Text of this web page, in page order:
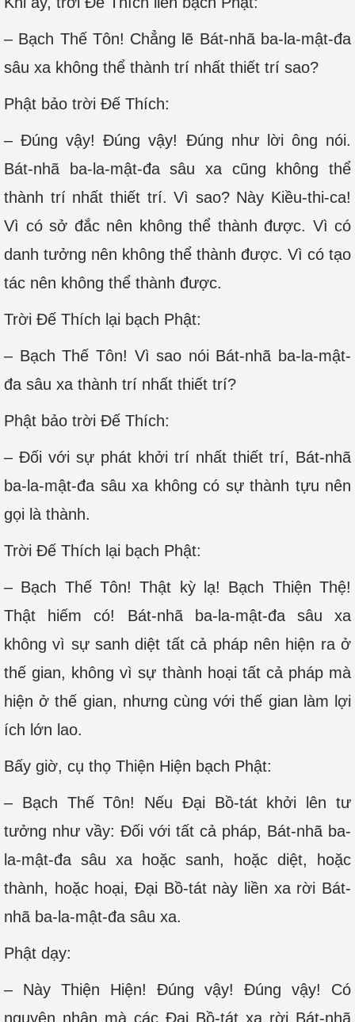
– Bạch Thế Tôn! Chẳng lẽ Bát-nhã ba-la-mật-đa
sâu xa không thể thành trí nhất thiết trí sao?
Phật bảo trời Đế Thích:
– Đúng vậy! Đúng vậy! Đúng như lời ông nói.
Bát-nhã ba-la-mật-đa sâu xa cũng không thể
thành trí nhất thiết trí. Vì sao? Này Kiều-thi-ca!
Vì có sở đắc nên không thể thành được. Vì có
danh tưởng nên không thể thành được. Vì có tạo
tác nên không thể thành được.
Trời Đế Thích lại bạch Phật:
– Bạch Thế Tôn! Vì sao nói Bát-nhã ba-la-mật-
đa sâu xa thành trí nhất thiết trí?
Phật bảo trời Đế Thích:
– Đối với sự phát khởi trí nhất thiết trí, Bát-nhã
ba-la-mật-đa sâu xa không có sự thành tựu nên
gọi là thành.
Trời Đế Thích lại bạch Phật:
– Bạch Thế Tôn! Thật kỳ lạ! Bạch Thiện Thệ!
Thật hiếm có! Bát-nhã ba-la-mật-đa sâu xa
không vì sự sanh diệt tất cả pháp nên hiện ra ở
thế gian, không vì sự thành hoại tất cả pháp mà
hiện ở thế gian, nhưng cùng với thế gian làm lợi
ích lớn lao.
Bấy giờ, cụ thọ Thiện Hiện bạch Phật:
– Bạch Thế Tôn! Nếu Đại Bồ-tát khởi lên tư
tưởng như vầy: Đối với tất cả pháp, Bát-nhã ba-
la-mật-đa sâu xa hoặc sanh, hoặc diệt, hoặc
thành, hoặc hoại, Đại Bồ-tát này liền xa rời Bát-
nhã ba-la-mật-đa sâu xa.
Phật dạy:
– Này Thiện Hiện! Đúng vậy! Đúng vậy! Có
nguyên nhân mà các Đại Bồ-tát xa rời Bát-nhã